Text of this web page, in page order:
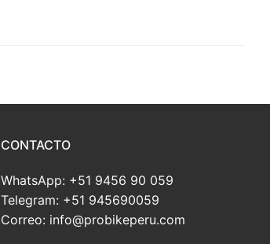
CONTACTO
WhatsApp: +51 9456 90 059
Telegram: +51 945690059
Correo: info@probikeperu.com